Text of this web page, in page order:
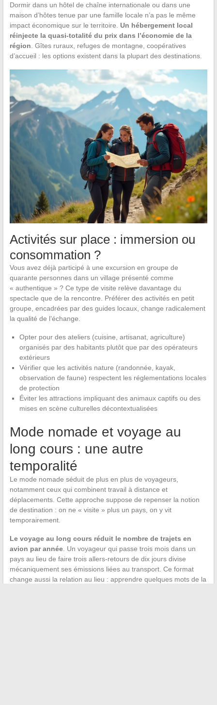
Dormir dans un hôtel de chaîne internationale ou dans une
maison d’hôtes tenue par une famille locale n’a pas le même
impact économique sur le territoire. Un hébergement local
réinjecte la quasi-totalité du prix dans l’économie de la
région . Gîtes ruraux, refuges de montagne, coopératives
d’accueil : les options existent dans la plupart des destinations.
Activités sur place : immersion ou
consommation ?
Vous avez déjà participé à une excursion en groupe de
quarante personnes dans un village présenté comme
« authentique » ? Ce type de visite relève davantage du
spectacle que de la rencontre. Préférer des activités en petit
groupe, encadrées par des guides locaux, change radicalement
la qualité de l’échange.
Opter pour des ateliers (cuisine, artisanat, agriculture)
organisés par des habitants plutôt que par des opérateurs
extérieurs
Vérifier que les activités nature (randonnée, kayak,
observation de faune) respectent les réglementations locales
de protection
Éviter les attractions impliquant des animaux captifs ou des
mises en scène culturelles décontextualisées
Mode nomade et voyage au
long cours : une autre
temporalité
Le mode nomade séduit de plus en plus de voyageurs,
notamment ceux qui combinent travail à distance et
déplacements. Cette approche suppose de repenser la notion
de destination : on ne « visite » plus un pays, on y vit
temporairement.
Le voyage au long cours réduit le nombre de trajets en
avion par année. Un voyageur qui passe trois mois dans un
pays au lieu de faire trois allers-retours de dix jours divise
mécaniquement ses émissions liées au transport. Ce format
change aussi la relation au lieu : apprendre quelques mots de la